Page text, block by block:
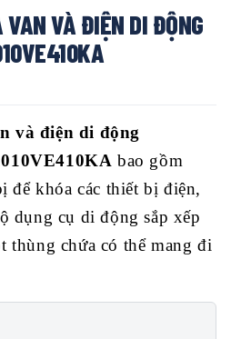
VAN VÀ ĐIỆN DI ĐỘNG
và điện di động
bao gồm
để khóa các thiết bị điện,
dụng cụ di động sắp xếp
thùng chứa có thể mang đi